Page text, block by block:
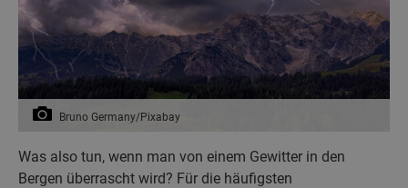
Bruno Germany/Pixabay
Was also tun, wenn man von einem Gewitter in den
Bergen überrascht wird? Für die häufigsten